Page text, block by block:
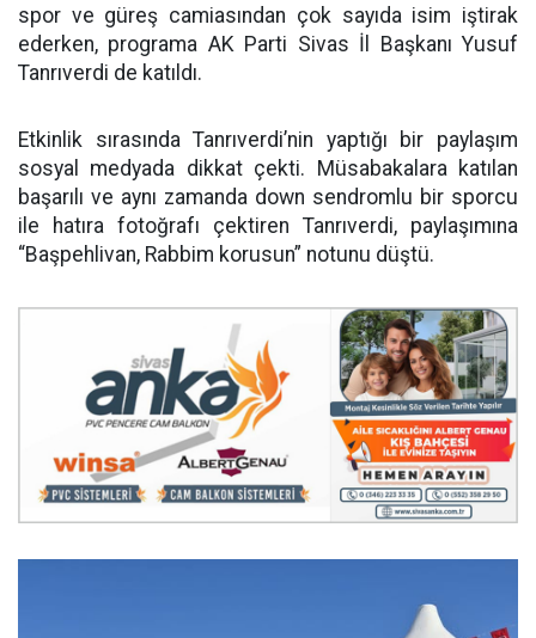
spor ve güreş camiasından çok sayıda isim iştirak
ederken, programa AK Parti Sivas İl Başkanı Yusuf
Tanrıverdi de katıldı.
Etkinlik sırasında Tanrıverdi’nin yaptığı bir paylaşım
sosyal medyada dikkat çekti. Müsabakalara katılan
başarılı ve aynı zamanda down sendromlu bir sporcu
ile hatıra fotoğrafı çektiren Tanrıverdi, paylaşımına
“Başpehlivan, Rabbim korusun” notunu düştü.